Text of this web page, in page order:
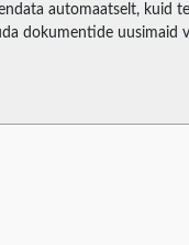
automaatselt, kuid
dokumentide uusimaid